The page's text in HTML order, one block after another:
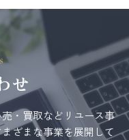
せ
・買取などリユース事
ざまな事業を展開して